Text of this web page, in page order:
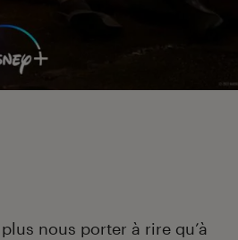
nous porter à rire qu’à